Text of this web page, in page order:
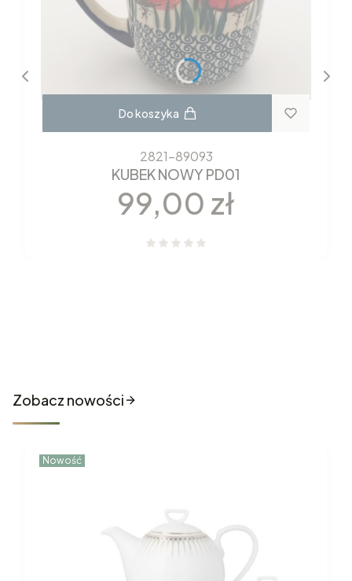
Do koszyka
2821-89093
KUBEK NOWY PD01
Cena
99,00 zł
Zobacz nowości
Nowość